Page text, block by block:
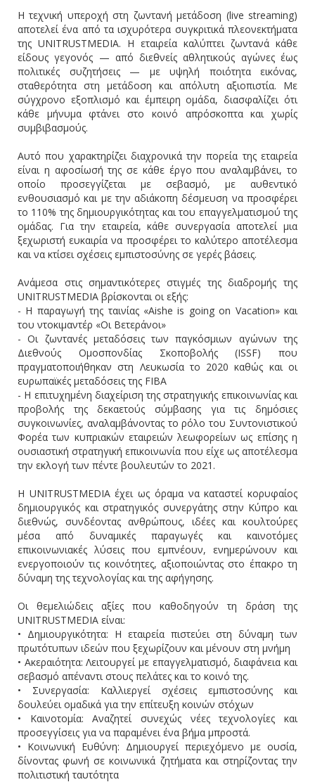
Η τεχνική υπεροχή στη ζωντανή μετάδοση (live streaming)
αποτελεί ένα από τα ισχυρότερα συγκριτικά πλεονεκτήματα
της UNITRUSTMEDIA. Η εταιρεία καλύπτει ζωντανά κάθε
είδους γεγονός — από διεθνείς αθλητικούς αγώνες έως
πολιτικές συζητήσεις — με υψηλή ποιότητα εικόνας,
σταθερότητα στη μετάδοση και απόλυτη αξιοπιστία. Με
σύγχρονο εξοπλισμό και έμπειρη ομάδα, διασφαλίζει ότι
κάθε μήνυμα φτάνει στο κοινό απρόσκοπτα και χωρίς
συμβιβασμούς.
Αυτό που χαρακτηρίζει διαχρονικά την πορεία της εταιρεία
είναι η αφοσίωσή της σε κάθε έργο που αναλαμβάνει, το
οποίο προσεγγίζεται με σεβασμό, με αυθεντικό
ενθουσιασμό και με την αδιάκοπη δέσμευση να προσφέρει
το 110% της δημιουργικότητας και του επαγγελματισμού της
ομάδας. Για την εταιρεία, κάθε συνεργασία αποτελεί μια
ξεχωριστή ευκαιρία να προσφέρει το καλύτερο αποτέλεσμα
και να κτίσει σχέσεις εμπιστοσύνης σε γερές βάσεις.
Ανάμεσα στις σημαντικότερες στιγμές της διαδρομής της
UNITRUSTMEDIA βρίσκονται οι εξής:
- Η παραγωγή της ταινίας «Aishe is going on Vacation» και
του ντοκιμαντέρ «Οι Βετεράνοι»
- Οι ζωντανές μεταδόσεις των παγκόσμιων αγώνων της
Διεθνούς Ομοσπονδίας Σκοποβολής (ISSF) που
πραγματοποιήθηκαν στη Λευκωσία το 2020 καθώς και οι
ευρωπαϊκές μεταδόσεις της FIBA
- Η επιτυχημένη διαχείριση της στρατηγικής επικοινωνίας και
προβολής της δεκαετούς σύμβασης για τις δημόσιες
συγκοινωνίες, αναλαμβάνοντας το ρόλο του Συντονιστικού
Φορέα των κυπριακών εταιρειών λεωφορείων ως επίσης η
ουσιαστική στρατηγική επικοινωνία που είχε ως αποτέλεσμα
την εκλογή των πέντε βουλευτών το 2021.
Η UNITRUSTMEDIA έχει ως όραμα να καταστεί κορυφαίος
δημιουργικός και στρατηγικός συνεργάτης στην Κύπρο και
διεθνώς, συνδέοντας ανθρώπους, ιδέες και κουλτούρες
μέσα από δυναμικές παραγωγές και καινοτόμες
επικοινωνιακές λύσεις που εμπνέουν, ενημερώνουν και
ενεργοποιούν τις κοινότητες, αξιοποιώντας στο έπακρο τη
δύναμη της τεχνολογίας και της αφήγησης.
Οι θεμελιώδεις αξίες που καθοδηγούν τη δράση της
UNITRUSTMEDIA είναι:
• Δημιουργικότητα: Η εταιρεία πιστεύει στη δύναμη των
πρωτότυπων ιδεών που ξεχωρίζουν και μένουν στη μνήμη
• Ακεραιότητα: Λειτουργεί με επαγγελματισμό, διαφάνεια και
σεβασμό απέναντι στους πελάτες και το κοινό της.
• Συνεργασία: Καλλιεργεί σχέσεις εμπιστοσύνης και
δουλεύει ομαδικά για την επίτευξη κοινών στόχων
• Καινοτομία: Αναζητεί συνεχώς νέες τεχνολογίες και
προσεγγίσεις για να παραμένει ένα βήμα μπροστά.
• Κοινωνική Ευθύνη: Δημιουργεί περιεχόμενο με ουσία,
δίνοντας φωνή σε κοινωνικά ζητήματα και στηρίζοντας την
πολιτιστική ταυτότητα